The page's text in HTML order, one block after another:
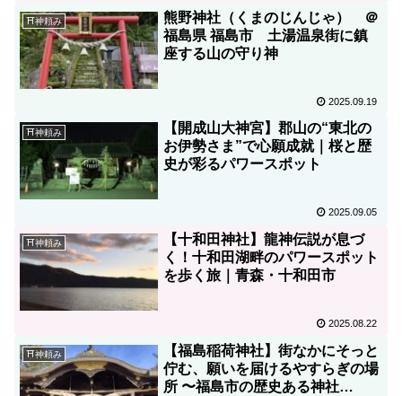
⛩神頼み
熊野神社（くまのじんじゃ） ＠
福島県 福島市 土湯温泉街に鎮
座する山の守り神
2025.09.19
⛩神頼み
【開成山大神宮】郡山の“東北の
お伊勢さま”で心願成就｜桜と歴
史が彩るパワースポット
2025.09.05
⛩神頼み
【十和田神社】龍神伝説が息づ
く！十和田湖畔のパワースポット
を歩く旅｜青森・十和田市
2025.08.22
⛩神頼み
【福島稲荷神社】街なかにそっと
佇む、願いを届けるやすらぎの場
所 〜福島市の歴史ある神社